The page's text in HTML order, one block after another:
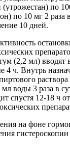
(утрожестан) по
по 10 мг 2 раза
10 дней.
(2,2 мл)
ч. Внутрь
воды 3 раза в
спустя 12-18 ч
на фоне